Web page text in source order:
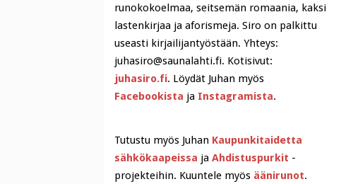
runokokoelmaa, seitsemän romaania, kaksi
lastenkirjaa ja aforismeja. Siro on palkittu
useasti kirjailijantyöstään. Yhteys:
juhasiro@saunalahti.fi. Kotisivut:
juhasiro.fi. Löydät Juhan myös
Facebookista ja Instagramista.
Tutustu myös Juhan Kaupunkitaidetta
sähkökaapeissa ja Ahdistuspurkit -
projekteihin. Kuuntele myös äänirunot.